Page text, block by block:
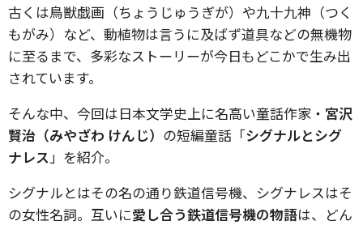
古くは鳥獣戯画（ちょうじゅうぎが）や九十九神（つく
もがみ）など、動植物は言うに及ばず道具などの無機物
に至るまで、多彩なストーリーが今日もどこかで生み出
されています。
そんな中、今回は日本文学史上に名高い童話作家・ 宮沢
賢治（みやざわ けんじ） の短編童話「シグナルとシグ
ナレス」を紹介。
シグナルとはその名の通り鉄道信号機、シグナレスはそ
の女性名詞。互いに愛し合う鉄道信号機の物語は、どん